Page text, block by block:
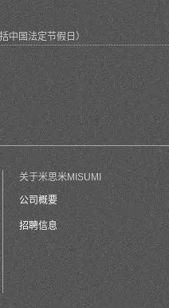
中国法定节假日）
关于米思米MISUMI
公司概要
招聘信息